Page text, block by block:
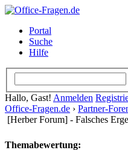
Portal
Suche
Hilfe
Hallo, Gast! Anmelden
Office-Fragen.de › Partner-
[Herber Forum] - Falsches
Themabewertung: